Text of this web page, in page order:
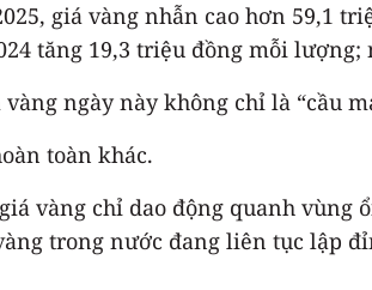
giá vàng nhẫn cao hơn 59,1
tăng 19,3 triệu đồng mỗi
ngày này không chỉ là “cầu
toàn khác.
vàng chỉ dao động quanh
trong nước đang liên tục lập